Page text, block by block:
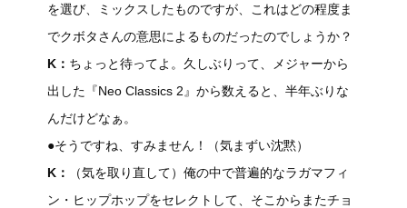
を選び、ミックスしたものですが、これはどの程度ま
でクボタさんの意思によるものだったのでしょうか？
K： ちょっと待ってよ。久しぶりって、メジャーから
出した『Neo Classics 2』から数えると、半年ぶりな
んだけどなぁ。
●そうですね、すみません！（気まずい沈黙）
K：
（気を取り直して）俺の中で普遍的なラガマフィ
ン・ヒップホップをセレクトして、そこからまたチョ